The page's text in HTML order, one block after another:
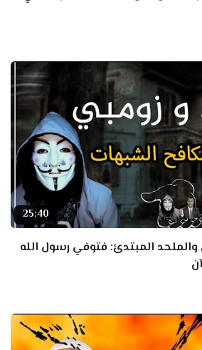
25:40
المبتدئ: فتوفي رسول الله